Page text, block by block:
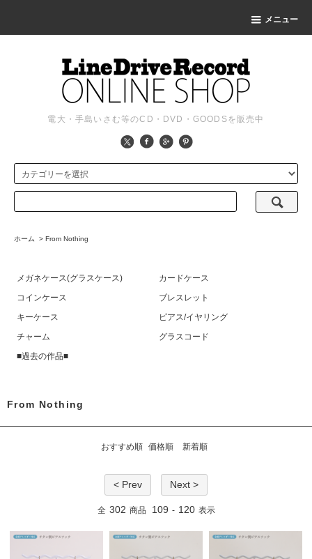
メニュー
電大・手島いさむ等のCD・DVD・GOODSを販売中
ホーム > From Nothing
メガネケース(グラスケース)
カードケース
コインケース
ブレスレット
キーケース
ピアス/イヤリング
チャーム
グラスコード
■過去の作品■
From Nothing
おすすめ順 価格順 新着順
< Prev Next >
全 302 商品 109 - 120 表示